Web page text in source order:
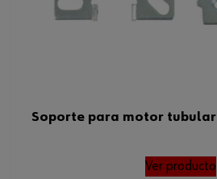
Soporte para motor tubular
Ver producto